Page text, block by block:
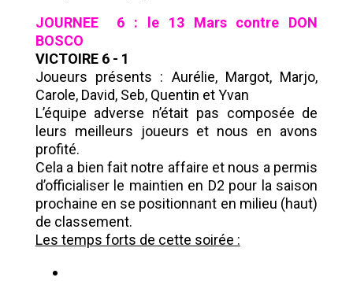
JOURNEE 6 : le 13 Mars contre DON
BOSCO
VICTOIRE 6 - 1
Joueurs présents : Aurélie, Margot, Marjo,
Carole, David, Seb, Quentin et Yvan
L’équipe adverse n’était pas composée de
leurs meilleurs joueurs et nous en avons
profité.
Cela a bien fait notre affaire et nous a permis
d’officialiser le maintien en D2 pour la saison
prochaine en se positionnant en milieu (haut)
de classement.
Les temps forts de cette soirée :